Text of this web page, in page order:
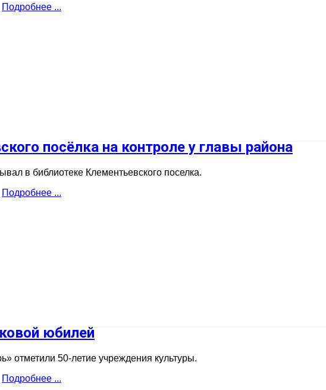
Подробнее ...
посёлка на контроле у главы района
в библиотеке Клементьевского поселка.
Подробнее ...
юбилей
отметили 50-летие учреждения культуры.
Подробнее ...